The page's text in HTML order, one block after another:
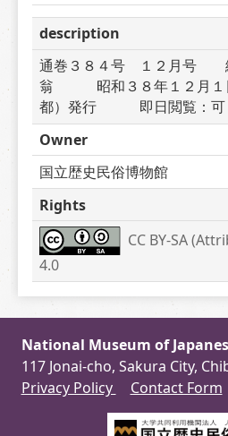
description
通巻３８４号　１２月号　
翁　　　昭和３８年１２月
都）発行　　　即日閲覧：可
Owner
国立歴史民俗博物館
Rights
CC BY-SA
4.0
National Museum of
117 Jonai-cho, Sakura City,
Privacy Policy
Contact Form